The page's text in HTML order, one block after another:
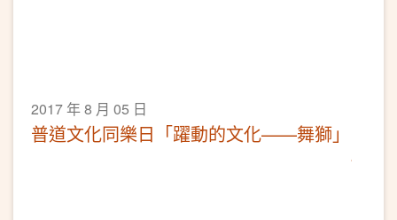
2017 年 8 月 05 日
普道文化同樂日「躍動的文化——舞獅」